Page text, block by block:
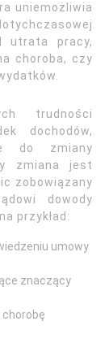
uniemożliwia
utrata pracy,
choroba, czy
trudności
dochodów,
do zmiany
zmiana jest
zobowiązany
dowody
przykład:
umowy
znaczący